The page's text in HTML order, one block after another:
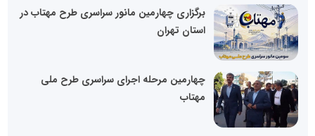
برگزاری چهارمین مانور سراسری طرح مهتاب در
استان تهران
چهارمین مرحله اجرای سراسری طرح ملی
مهتاب